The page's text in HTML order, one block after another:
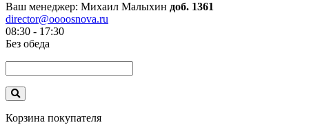
Ваш менеджер: Михаил Малыхин доб. 1361
director@oooosnova.ru
08:30 - 17:30
Без обеда
Корзина покупателя